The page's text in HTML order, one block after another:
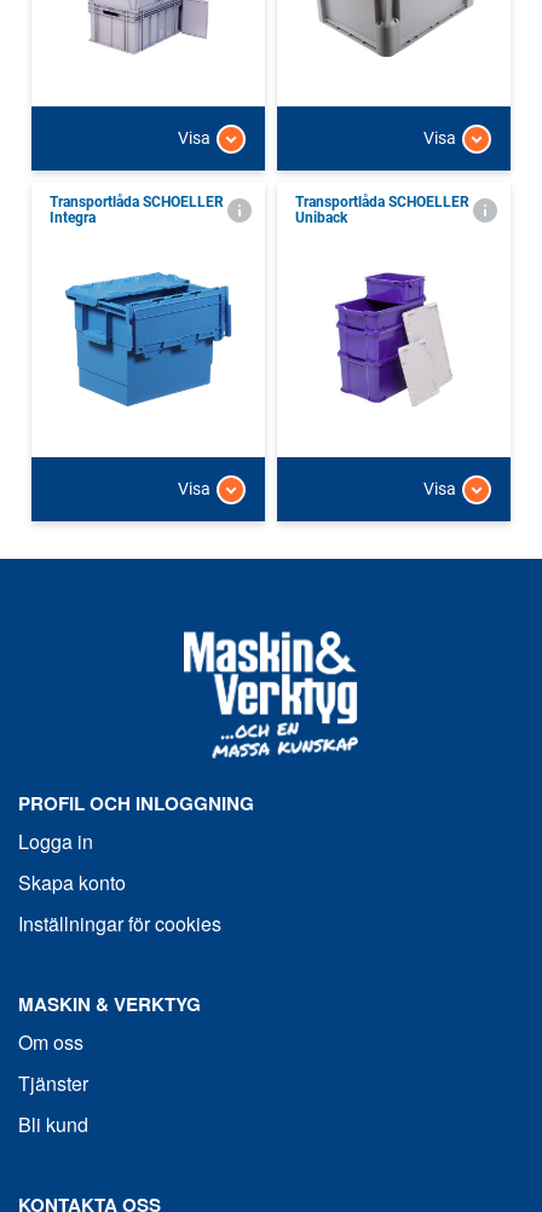
Visa Visa
Transportlåda SCHOELLER
Integra
Visa
Transportlåda SCHOELLER
Uniback
Visa
PROFIL OCH INLOGGNING
Logga in
Skapa konto
Inställningar för cookies
MASKIN & VERKTYG
Om oss
Tjänster
Bli kund
KONTAKTA OSS